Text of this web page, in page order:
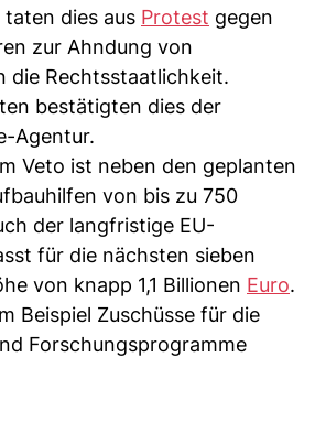
dies aus Protest gegen
zur Ahndung von
die Rechtsstaatlichkeit.
bestätigten dies der
Agentur.
Veto ist neben den geplanten
von bis zu 750
der langfristige EU-
für die nächsten sieben
von knapp 1,1 Billionen Euro.
Beispiel Zuschüsse für die
Forschungsprogramme